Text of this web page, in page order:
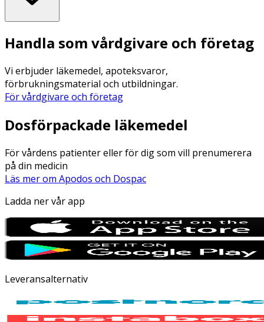
Handla som vårdgivare och företag
Vi erbjuder läkemedel, apoteksvaror,
förbrukningsmaterial och utbildningar.
För vårdgivare och företag
Dosförpackade läkemedel
För vårdens patienter eller för dig som vill prenumerera
på din medicin
Läs mer om Apodos och Dospac
Ladda ner vår app
Leveransalternativ